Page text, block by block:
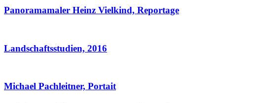
Panoramamaler Heinz Vielkind, Reportage
Landschaftsstudien, 2016
Michael Pachleitner, Portait